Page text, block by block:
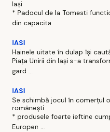
Iași
* Padocul de la Tomesti
din capacita ...
IASI
Hainele uitate în dulap îşi
Piaţa Unirii din Iaşi s-a
gard ...
IASI
Se schimbă jocul în comerțul
românești
* produsele foarte ieftine
Europen ...